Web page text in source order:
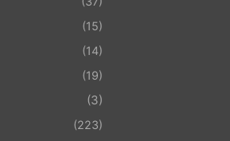
(15)
(14)
(19)
(3)
(223)